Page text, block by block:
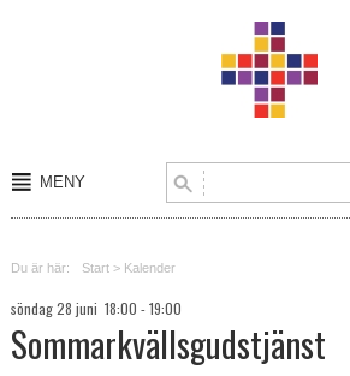
MENY
Kalender
Du är här: Start> Kalender
söndag 28 juni 18:00 - 19:00
Sommarkvällsgudstjänst